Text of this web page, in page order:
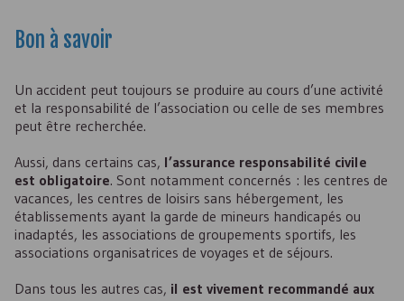
Bon à savoir
Un accident peut toujours se produire au cours d’une activité
et la responsabilité de l’association ou celle de ses membres
peut être recherchée.
Aussi, dans certains cas, l’assurance responsabilité civile
est obligatoire. Sont notamment concernés : les centres de
vacances, les centres de loisirs sans hébergement, les
établissements ayant la garde de mineurs handicapés ou
inadaptés, les associations de groupements sportifs, les
associations organisatrices de voyages et de séjours.
Dans tous les autres cas, il est vivement recommandé aux